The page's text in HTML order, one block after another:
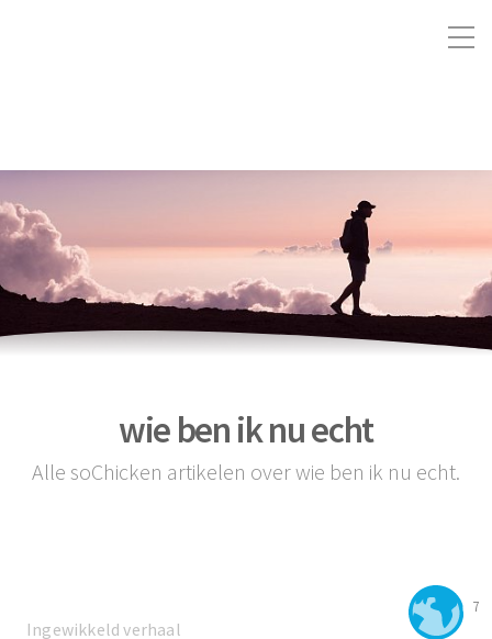
wie ben ik nu echt
Alle soChicken artikelen over wie ben ik nu echt.
7
Ingewikkeld verhaal